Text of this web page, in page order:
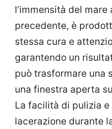
l’immensità del
precedente, è
stessa cura e
garantendo un
può trasformare una
una finestra aperta
La facilità di pulizia
lacerazione durante